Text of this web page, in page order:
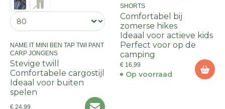
NAME IT MINI BEN TAP TWI PANT
CARP JONGENS
Stevige twill
Comfortabele cargostijl
Ideaal voor buiten
spelen
€ 24,99
SHORTS
Comfortabel bij
zomerse hikes
Ideaal voor actieve kids
Perfect voor op de
camping
€ 16,99
Op voorraad